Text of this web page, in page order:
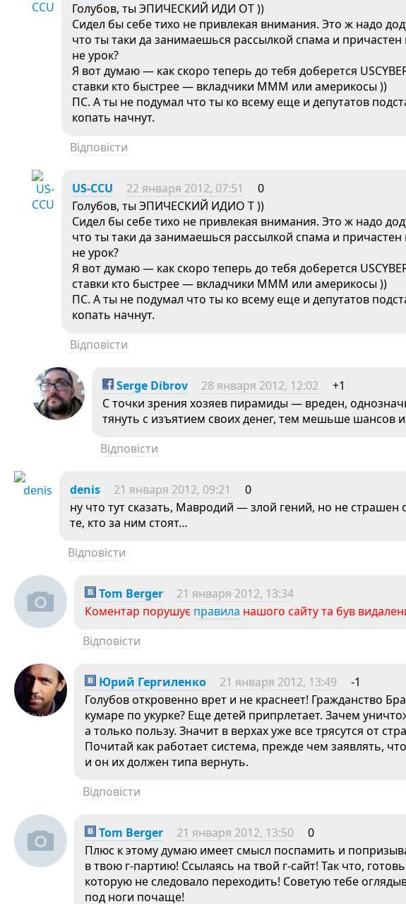
Голубов, ты ЭПИЧЕСКИЙ ИДИ ОТ ))
Сидел бы себе тихо не привлекая внимания. Это ж надо
что ты таки да занимаешься рассылкой спама и причастен
не урок?
Я вот думаю — как скоро теперь до тебя доберется
ставки кто быстрее — вкладчики МММ или америкосы ))
ПС. А ты не подумал что ты ко всему еще и депутатов
копать начнут.
Відповісти
US-CCU 22 января 2012, 07:51
0
Голубов, ты ЭПИЧЕСКИЙ ИДИО Т ))
Сидел бы себе тихо не привлекая внимания. Это ж надо
что ты таки да занимаешься рассылкой спама и причастен
не урок?
Я вот думаю — как скоро теперь до тебя доберется
ставки кто быстрее — вкладчики МММ или америкосы ))
ПС. А ты не подумал что ты ко всему еще и депутатов
копать начнут.
Відповісти
Serge Dibrov 28 января 2012, 12:02
+1
С точки зрения хозяев пирамиды — вреден,
тянуть с изъятием своих денег, тем мешьше шансов
Відповісти
denis 21 января 2012, 09:21
0
ну что тут сказать, Мавродий — злой гений, но не страшен
те, кто за ним стоят…
Відповісти
Tom Berger
21 января 2012, 13:34
Коментар порушує правила нашого сайту та був
Відповісти
Юрий Гергиленко 21 января 2012, 13:49
-1
Голубов откровенно врет и не краснеет! Гражданство
кумаре по укурке? Еще детей припрлетает. Зачем
а только пользу. Значит в верхах уже все трясутся от
Почитай как работает система, прежде чем заявлять,
и он их должен типа вернуть.
Відповісти
Tom Berger 21 января 2012, 13:50
0
Плюс к этому думаю имеет смысл поспамить и
в твою г-партию! Ссылаясь на твой г-сайт! Так что,
которую не следовало переходить! Советую тебе
под ноги почаще!